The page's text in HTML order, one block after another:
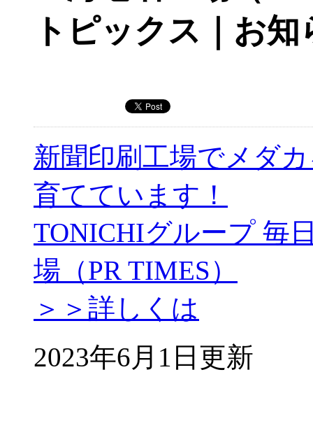
トピックス｜お知
新聞印刷工場でメダ
育てています！
TONICHIグループ 毎
場（PR TIMES）
＞＞詳しくは
2023年6月1日更新